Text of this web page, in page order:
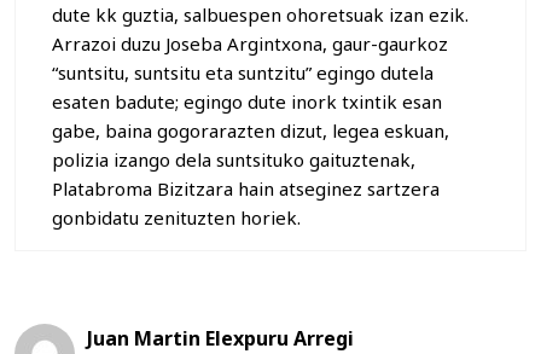
dute kk guztia, salbuespen ohoretsuak izan ezik.
Arrazoi duzu Joseba Argintxona, gaur-gaurkoz
“suntsitu, suntsitu eta suntzitu” egingo dutela
esaten badute; egingo dute inork txintik esan
gabe, baina gogorarazten dizut, legea eskuan,
polizia izango dela suntsituko gaituztenak,
Platabroma Bizitzara hain atseginez sartzera
gonbidatu zenituzten horiek.
Juan Martin Elexpuru Arregi